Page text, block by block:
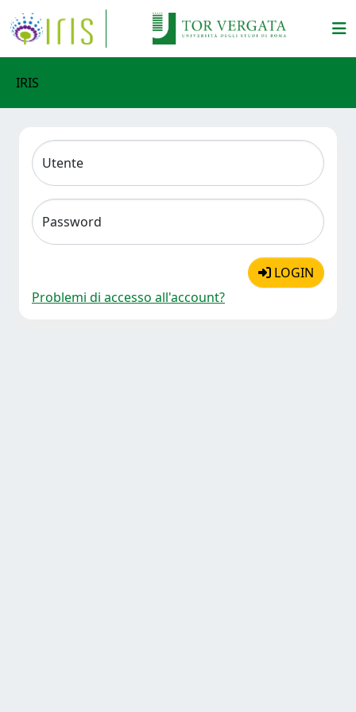
IRIS
Utente
Password
LOGIN
Problemi di accesso all'account?